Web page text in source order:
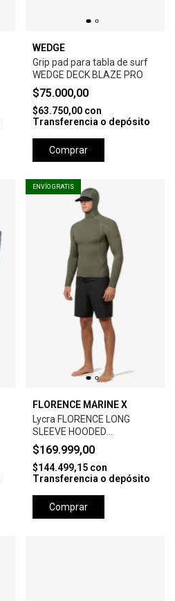
WEDGE
Grip pad para tabla de surf
WEDGE DECK BLAZE PRO
$75.000,00
$63.750,00 con
Transferencia o depósito
Comprar
ENVÍO GRATIS
FLORENCE MARINE X
Lycra FLORENCE LONG
SLEEVE HOODED
RASHGUARD-THYME
$169.999,00
$144.499,15 con
Transferencia o depósito
Comprar